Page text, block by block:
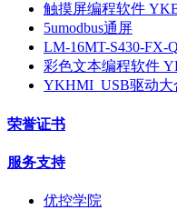
触摸屏编程软件
5umodbus通屏
LM-16MT-S430-FX-
彩色文本编程软件
YKHMI_USB驱动大
荣誉证书
服务支持
优控学院